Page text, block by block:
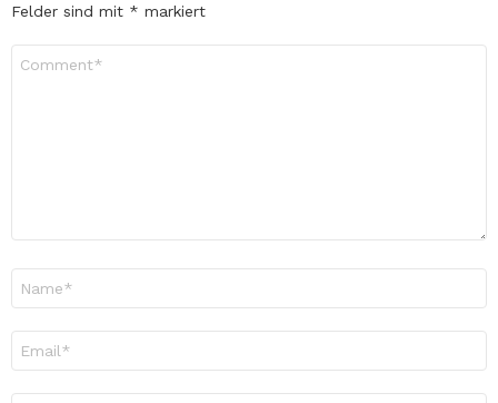
Felder sind mit * markiert
Mail-
Adresse
*